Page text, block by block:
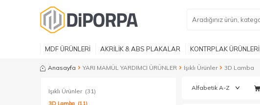
MDF ÜRÜNLERİ AKRİLİK & ABS PLAKALAR KONTRPLAK ÜRÜNLERİ
Anasayfa YARI MAMÜL YARDIMCI ÜRÜNLER Işıklı Ürünler 3D Lamba
Işıklı Ürünler (31)
3D Lamba (11)